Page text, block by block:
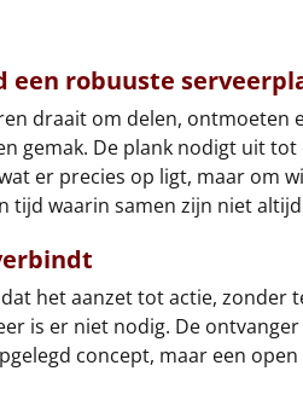
een robuuste
draait om delen, ontmoeten
gemak. De plank nodigt uit
er precies op ligt, maar om
tijd waarin samen zijn niet
het aanzet tot actie, zonder
is er niet nodig. De
concept, maar een